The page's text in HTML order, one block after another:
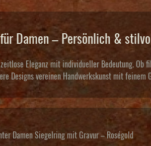
Damen – Persönlich & stilvoll
Eleganz mit individueller Bedeutung.
Designs vereinen Handwerkskunst mit feinem
Damen Siegelring mit Gravur – Roségold